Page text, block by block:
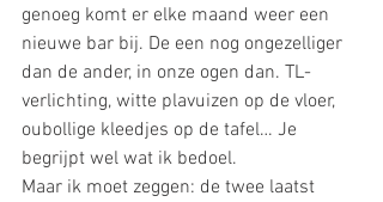
genoeg komt er elke maand weer een
nieuwe bar bij. De een nog ongezelliger
dan de ander, in onze ogen dan. TL-
verlichting, witte plavuizen op de vloer,
oubollige kleedjes op de tafel… Je
begrijpt wel wat ik bedoel.
Maar ik moet zeggen: de twee laatst